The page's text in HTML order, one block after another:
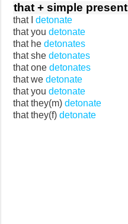
that + simple present
that I detonate
that you detonate
that he detonates
that she detonates
that one detonates
that we detonate
that you detonate
that they(m) detonate
that they(f) detonate